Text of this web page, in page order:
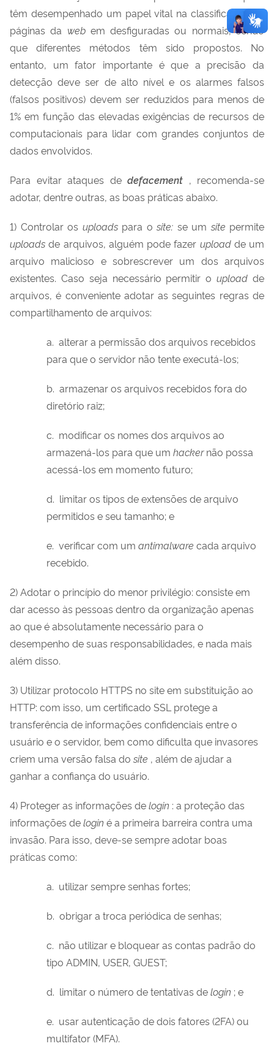
têm desempenhado um papel vital na classificação de
páginas da web em desfiguradas ou normais, sendo
que diferentes métodos têm sido propostos. No
entanto, um fator importante é que a precisão da
detecção deve ser de alto nível e os alarmes falsos
(falsos positivos) devem ser reduzidos para menos de
1% em função das elevadas exigências de recursos de
computacionais para lidar com grandes conjuntos de
dados envolvidos.
Para evitar ataques de defacement , recomenda-se
adotar, dentre outras, as boas práticas abaixo.
1) Controlar os uploads para o site: se um site permite
uploadsde arquivos, alguém pode fazer upload de um
arquivo malicioso e sobrescrever um dos arquivos
existentes. Caso seja necessário permitir ouploadde
arquivos, é conveniente adotar as seguintes regras de
compartilhamento de arquivos:
a. alterar a permissão dos arquivos recebidos
para que o servidor não tente executá-los;
b. armazenar os arquivos recebidos fora do
diretório raiz;
c. modificar os nomes dos arquivos ao
armazená-los para que um hackernão possa
acessá-los em momento futuro;
d. limitar os tipos de extensões de arquivo
permitidos e seu tamanho; e
e. verificar com um antimalware cada arquivo
recebido.
2) Adotar o princípio do menor privilégio: consiste em
dar acesso às pessoas dentro da organização apenas
ao que é absolutamente necessário para o
desempenho de suas responsabilidades, e nada mais
além disso.
3) Utilizar protocolo HTTPS no site em substituição ao
HTTP: com isso, um certificado SSL protege a
transferência de informações confidenciais entre o
usuário e o servidor, bem como dificulta que invasores
criem uma versão falsa do site , além de ajudar a
ganhar a confiança do usuário.
4) Proteger as informações delogin : a proteção das
informações delogin é a primeira barreira contra uma
invasão. Para isso, deve-se sempre adotar boas
práticas como:
a. utilizar sempre senhas fortes;
b. obrigar a troca periódica de senhas;
c. não utilizar e bloquear as contas padrão do
tipo ADMIN, USER, GUEST;
d. limitar o número de tentativas delogin ; e
e. usar autenticação de dois fatores (2FA) ou
multifator (MFA).